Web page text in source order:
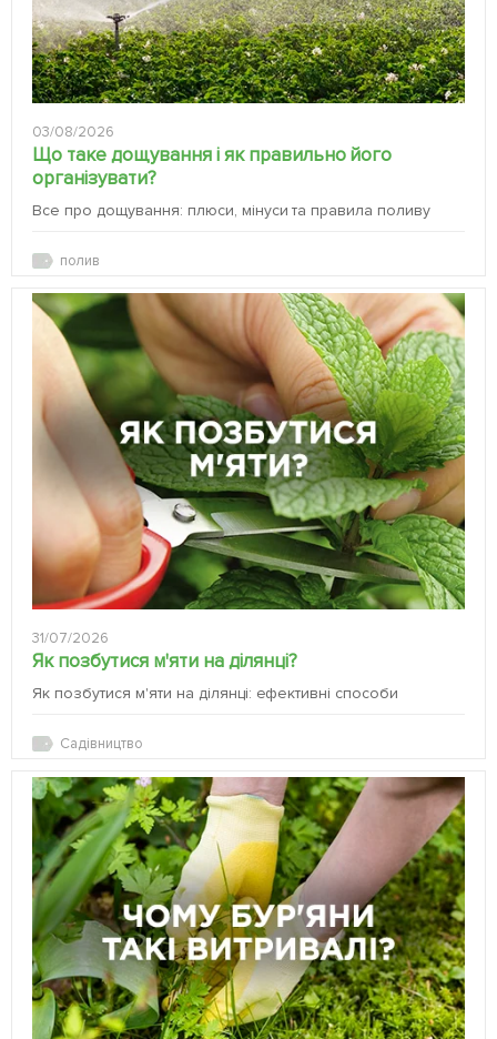
03/08/2026
Що таке дощування і як правильно його
організувати?
Все про дощування: плюси, мінуси та правила поливу
полив
31/07/2026
Як позбутися м'яти на ділянці?
Як позбутися м'яти на ділянці: ефективні способи
Садівництво